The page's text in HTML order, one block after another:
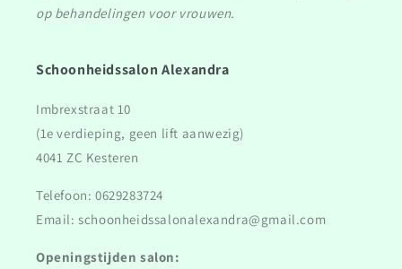
op behandelingen voor vrouwen.
Schoonheidssalon Alexandra
Imbrexstraat 10
(1e verdieping, geen lift aanwezig)
4041 ZC Kesteren
Telefoon: 0629283724
Email: schoonheidssalonalexandra@gmail.com
Openingstijden salon: